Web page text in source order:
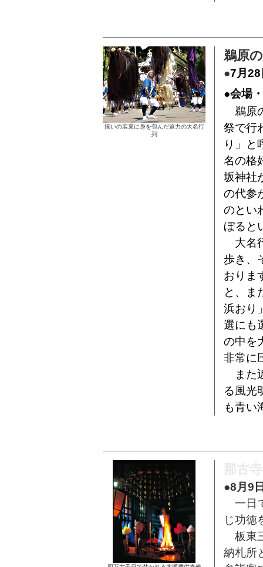
揃いの装束に身を包んだ迫力の大名行
列
鵜原
●7月28
●会場
鵜原
祭で行
り」と
名の格
坂神社
の代参
のとい
ぼると
大名
歩き、
おりま
と、ま
浜おり
選にも
の中を
非常に
また
る風光
も青い
●8月9
一日
じ功徳
板東
納札所